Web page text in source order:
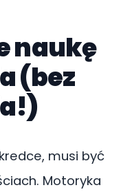
naukę
(bez
musi być
Motoryka